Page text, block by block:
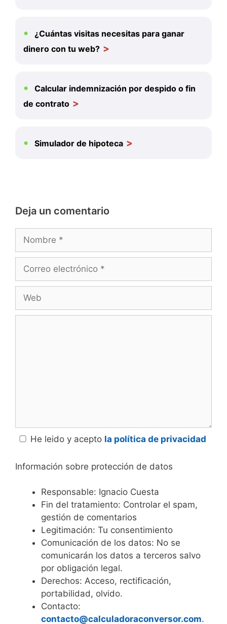
¿Cuántas visitas necesitas para ganar
dinero con tu web?
Calcular indemnización por despido o fin
de contrato
Simulador de hipoteca
Deja un comentario
Nombre
Correo
Web
He leido y acepto la política de privacidad
Información sobre protección de datos
Responsable: Ignacio Cuesta
Fin del tratamiento: Controlar el spam,
gestión de comentarios
Legitimación: Tu consentimiento
Comunicación de los datos: No se
comunicarán los datos a terceros salvo
por obligación legal.
Derechos: Acceso, rectificación,
portabilidad, olvido.
Contacto:
contacto@calculadoraconversor.com.